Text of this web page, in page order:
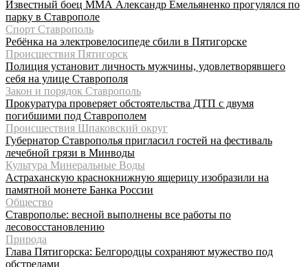
Известный боец ММА Александр Емельяненко прогулялся по
парку в Ставрополе
Спорт Ставрополь
Ребёнка на электровелосипеде сбили в Пятигорске
Происшествия Пятигорск
Полиция установит личность мужчины, удовлетворявшего
себя на улице Ставрополя
Закон и порядок Ставрополь
Прокуратура проверяет обстоятельства ДТП с двумя
погибшими под Ставрополем
Происшествия Шпаковский округ
Губернатор Ставрополья пригласил гостей на фестиваль
лечебной грязи в Минводы
Культура Минеральные Воды
Астраханскую краснокнижную ящерицу изобразили на
памятной монете Банка России
Общество
Ставрополье: весной выполнены все работы по
лесовосстановлению
Природа
Глава Пятигорска: Белгородцы сохраняют мужество под
обстрелами